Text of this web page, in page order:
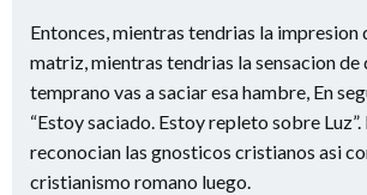
Entonces, mientras tendri­as la impresion
matriz, mientras tendri­as la sensacion de
temprano vas a saciar esa hambre, En
“Estoy saciado. Estoy repleto sobre
reconocian las gnosticos cristianos asi­
cristianismo romano luego.